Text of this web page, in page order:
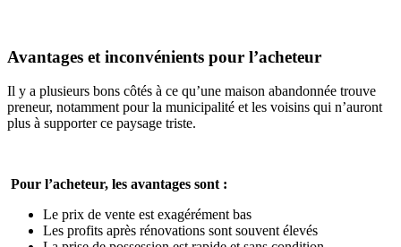
Avantages et inconvénients pour l’acheteur
Il y a plusieurs bons côtés à ce qu’une maison abandonnée trouve
preneur, notamment pour la municipalité et les voisins qui n’auront
plus à supporter ce paysage triste.
Pour l’acheteur, les avantages sont :
Le prix de vente est exagérément bas
Les profits après rénovations sont souvent élevés